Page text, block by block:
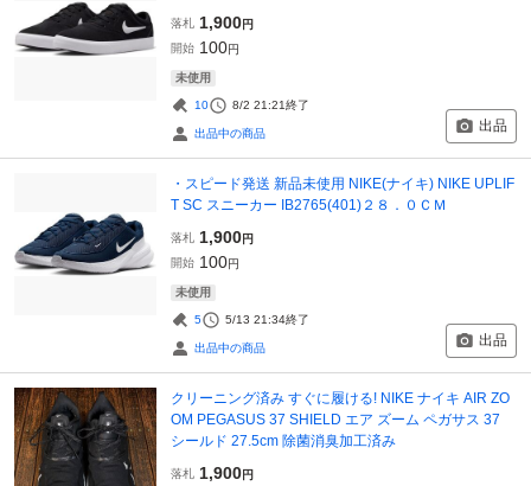
落札 1,900円
開始 100円
未使用
10 8/2 21:21終了
出品中の商品 出品
・スピード発送 新品未使用 NIKE(ナイキ) NIKE UPLIF
T SC スニーカー IB2765(401)２８．０ＣＭ
落札 1,900円
開始 100円
未使用
5 5/13 21:34終了
出品中の商品 出品
クリーニング済み すぐに履ける! NIKE ナイキ AIR ZO
OM PEGASUS 37 SHIELD エア ズーム ペガサス 37
シールド 27.5cm 除菌消臭加工済み
落札 1,900円